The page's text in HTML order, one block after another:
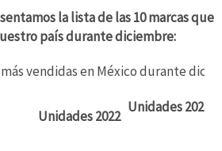
la lista de las 10 marcas que
país durante diciembre:
vendidas en México durante
Unidades 2022
Unidades 2021